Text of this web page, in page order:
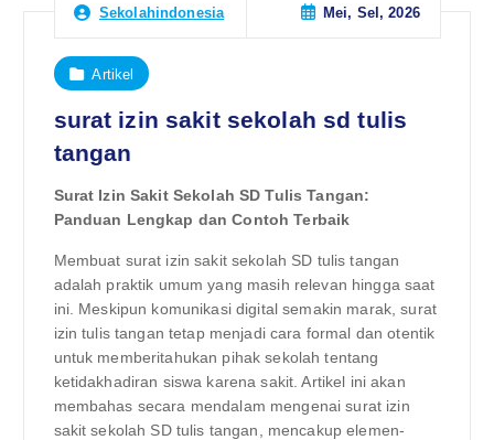
Sekolahindonesia Mei, Sel, 2026
Artikel
surat izin sakit sekolah sd tulis
tangan
Surat Izin Sakit Sekolah SD Tulis Tangan:
Panduan Lengkap dan Contoh Terbaik
Membuat surat izin sakit sekolah SD tulis tangan
adalah praktik umum yang masih relevan hingga saat
ini. Meskipun komunikasi digital semakin marak, surat
izin tulis tangan tetap menjadi cara formal dan otentik
untuk memberitahukan pihak sekolah tentang
ketidakhadiran siswa karena sakit. Artikel ini akan
membahas secara mendalam mengenai surat izin
sakit sekolah SD tulis tangan, mencakup elemen-